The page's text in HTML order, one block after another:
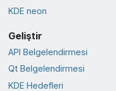
KDE neon
Geliştir
API Belgelendirmesi
Qt Belgelendirmesi
KDE Hedefleri